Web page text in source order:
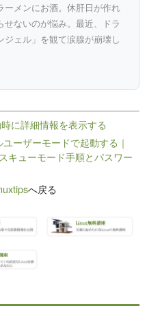
ーメンにお酒。休肝日が作れ
せないのが悩み。最近、ドラ
ジェル」を観て涙腺が崩壊し
に詳細情報を表示する
ーザーモードで起動する｜
キューモード手順とパスワー
へ戻る